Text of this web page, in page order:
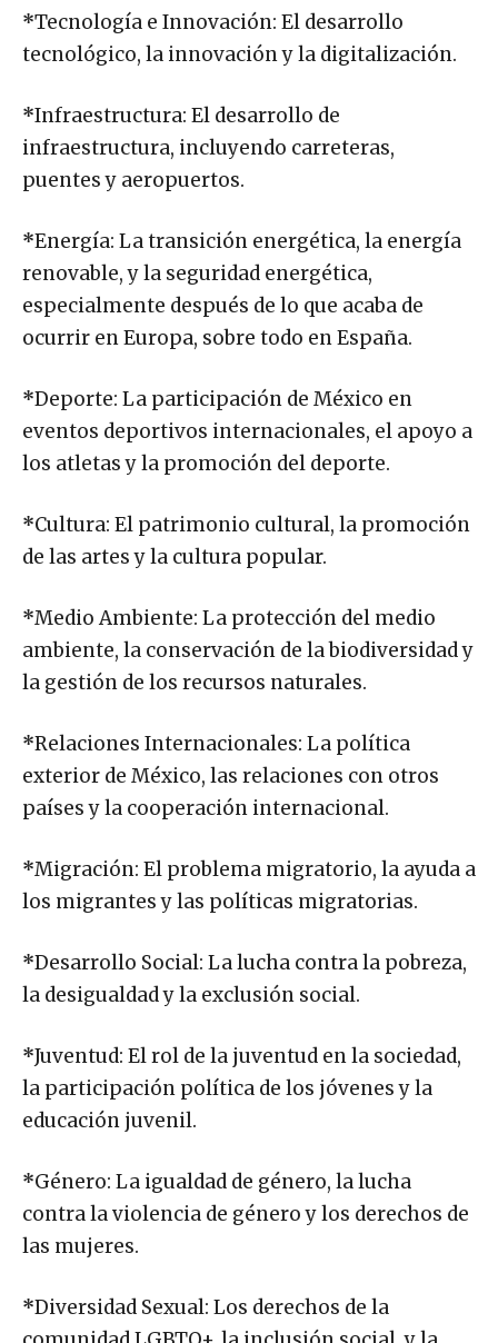
*Tecnología e Innovación: El desarrollo
tecnológico, la innovación y la digitalización.
*Infraestructura: El desarrollo de
infraestructura, incluyendo carreteras,
puentes y aeropuertos.
*Energía: La transición energética, la energía
renovable, y la seguridad energética,
especialmente después de lo que acaba de
ocurrir en Europa, sobre todo en España.
*Deporte: La participación de México en
eventos deportivos internacionales, el apoyo a
los atletas y la promoción del deporte.
*Cultura: El patrimonio cultural, la promoción
de las artes y la cultura popular.
*Medio Ambiente: La protección del medio
ambiente, la conservación de la biodiversidad y
la gestión de los recursos naturales.
*Relaciones Internacionales: La política
exterior de México, las relaciones con otros
países y la cooperación internacional.
*Migración: El problema migratorio, la ayuda a
los migrantes y las políticas migratorias.
*Desarrollo Social: La lucha contra la pobreza,
la desigualdad y la exclusión social.
*Juventud: El rol de la juventud en la sociedad,
la participación política de los jóvenes y la
educación juvenil.
*Género: La igualdad de género, la lucha
contra la violencia de género y los derechos de
las mujeres.
*Diversidad Sexual: Los derechos de la
comunidad LGBTQ+, la inclusión social, y la